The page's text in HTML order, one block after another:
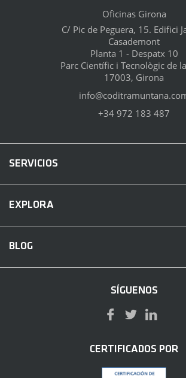
Oficinas Girona
C/ Pic de Peguera, 15. Edifici
Casademont
Planta 1 - Despatx 10
Parc Científic i Tecnològic de
17003, Girona
+34 972 183 487
SERVICIOS
EXPLORA
BLOG
SÍGUENOS
CERTIFICADOS POR